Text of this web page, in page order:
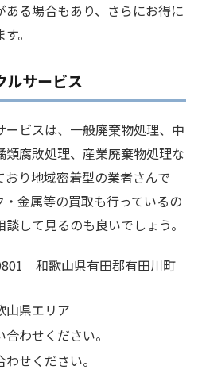
る場合もあり、さらにお得に
。
ルサービス
ビスは、一般廃棄物処理、中
腐敗処理、産業廃棄物処理な
り地域密着型の業者さんで
金属等の買取も行っているの
して見るのも良いでしょう。
和歌山県有田郡有田川町
山県エリア
合わせください。
せください。